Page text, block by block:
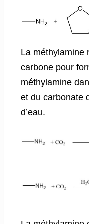
La méthylamine
carbone pour
méthylamine
et du carbonate
d’eau.